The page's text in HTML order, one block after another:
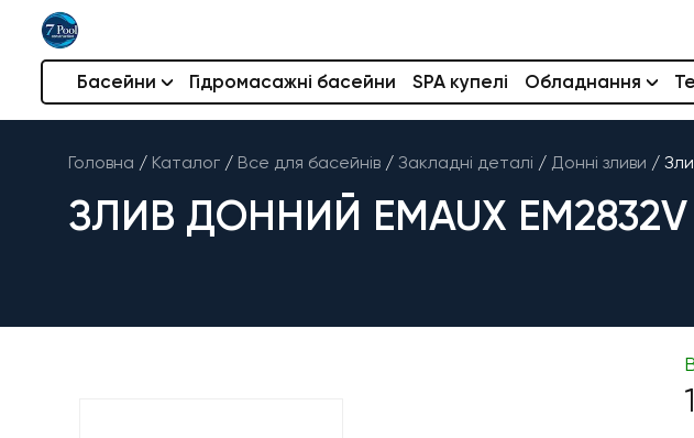
Басейни Гідромасажні басейни SPA купелі Обладнання
Головна / Каталог / Все для басейнів / Закладні деталі / Донні зливи /
ЗЛИВ ДОННИЙ EMAUX